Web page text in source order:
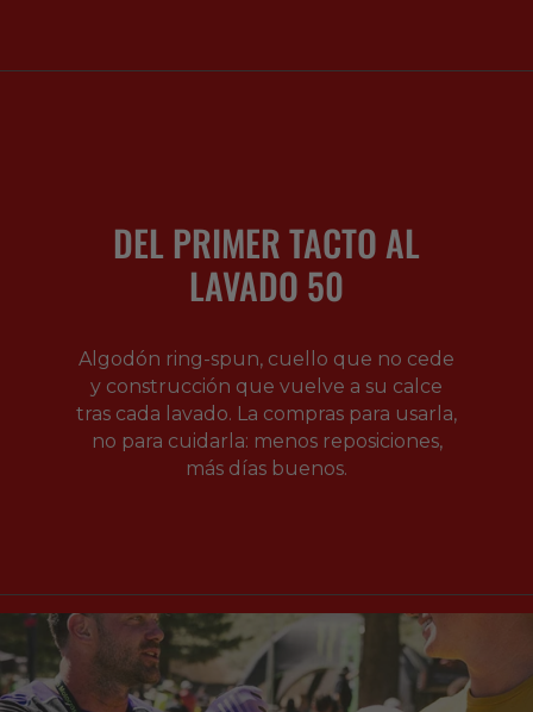
DEL PRIMER TACTO AL
LAVADO 50
Algodón ring-spun, cuello que no cede
y construcción que vuelve a su calce
tras cada lavado. La compras para usarla,
no para cuidarla: menos reposiciones,
más días buenos.